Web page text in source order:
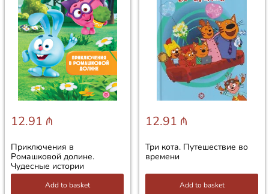
12.91 ₼
Приключения в
Ромашковой долине.
Чудесные истории
Add to basket
12.91 ₼
Три кота. Путешествие во
времени
Add to basket